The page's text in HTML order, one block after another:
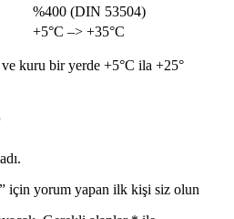
%400 (DIN 53504)
+5°C –> +35°C
kuru bir yerde +5°C ila +25°
için yorum yapan ilk kişi siz olun